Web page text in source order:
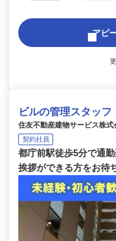
アピ
ビルの管理スタッフ
住友不動産建物サービス株
契約社員
都庁前駅徒歩5分で通
挨拶ができる方をお待